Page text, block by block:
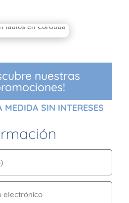
nuestras
MEDIDA SIN INTERESES